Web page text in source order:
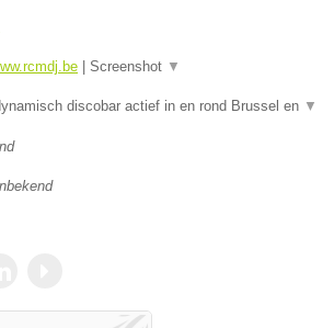
Screenshot ▼
discobar actief in en rond Brussel en ▼